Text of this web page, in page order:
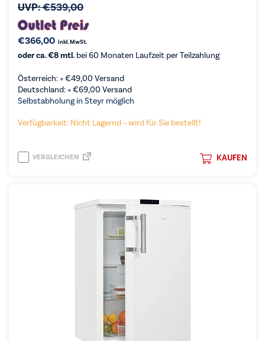
UVP:€539,00
€366,00 inkl. MwSt.
oder ca. €8 mtl. bei 60 Monaten Laufzeit per Teilzahlung
Österreich: +€49,00 Versand
Deutschland: +€69,00 Versand
Selbstabholung in Steyr möglich
Verfügbarkeit: Nicht Lagernd – wird für Sie bestellt!
KAUFEN
VERGLEICHEN